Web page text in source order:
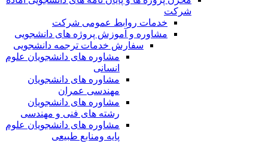
شرکت
خدمات روابط عمومی شرکت
مشاوره و آموزش پروژه های دانشجویی
سفارش خدمات ترجمه دانشجویی
مشاوره های دانشجویان علوم
انسانی
مشاوره های دانشجویان
مهندسی عمران
مشاوره های دانشجویان
رشته های فنی و مهندسی
مشاوره های دانشجویان علوم
پایه ومنابع طبیعی